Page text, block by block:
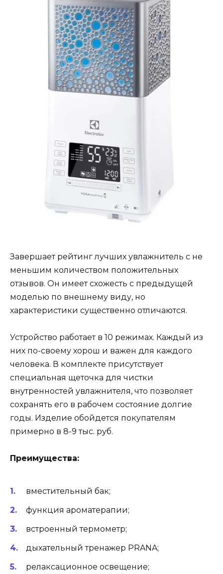
Завершает рейтинг лучших увлажнитель с не
меньшим количеством положительных
отзывов. Он имеет схожесть с предыдущей
моделью по внешнему виду, но
характеристики существенно отличаются.
Устройство работает в 10 режимах. Каждый из
них по-своему хорош и важен для каждого
человека. В комплекте присутствует
специальная щеточка для чистки
внутренностей увлажнителя, что позволяет
сохранять его в рабочем состояние долгие
годы. Изделие обойдется покупателям
примерно в 8-9 тыс. руб.
Преимущества:
вместительный бак;
функция ароматерапии;
встроенный термометр;
дыхательный тренажер PRANA;
релаксационное освещение;